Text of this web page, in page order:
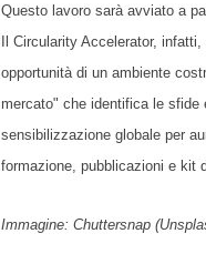
Questo lavoro sarà avviato a
Il Circularity Accelerator,
opportunità di un ambiente
mercato" che identifica le sfide
sensibilizzazione globale per
formazione, pubblicazioni e kit
Immagine: Chuttersnap